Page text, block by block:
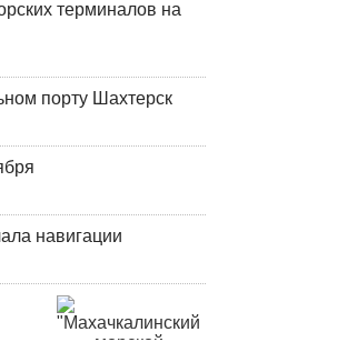
терминалов на
порту Шахтерск
навигации